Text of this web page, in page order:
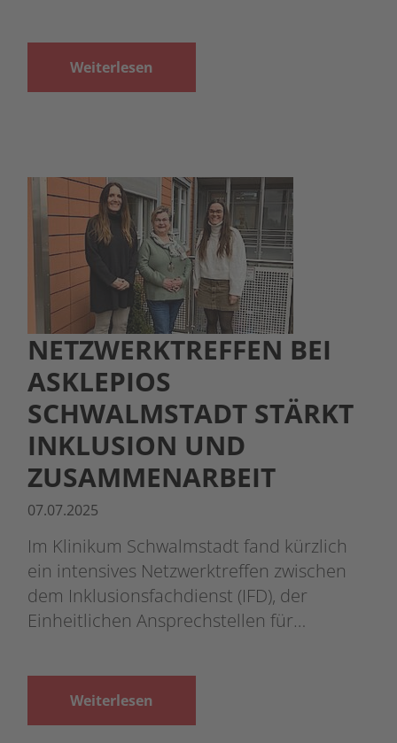
Weiterlesen
NETZWERKTREFFEN BEI
ASKLEPIOS
SCHWALMSTADT STÄRKT
INKLUSION UND
ZUSAMMENARBEIT
07.07.2025
Im Klinikum Schwalmstadt fand kürzlich
ein intensives Netzwerktreffen zwischen
dem Inklusionsfachdienst (IFD), der
Einheitlichen Ansprechstellen für…
Weiterlesen